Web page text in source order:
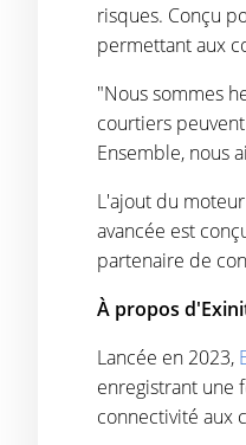
risques. Conçu
permettant aux
"Nous sommes
courtiers
Ensemble, nous
L'ajout du
avancée est
partenaire de
À propos
Lancée en 2023,
enregistrant une
connectivité aux